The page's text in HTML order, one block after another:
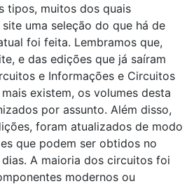
tipos, muitos dos quais
uma seleção do que há de
foi feita. Lembramos que,
e das edições que já saíram
e Informações e Circuitos
existem, os volumes desta
por assunto. Além disso,
foram atualizados de modo
que podem ser obtidos no
A maioria dos circuitos foi
modernos ou